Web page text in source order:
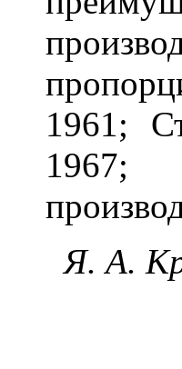
1961;
1967;
Я. А.